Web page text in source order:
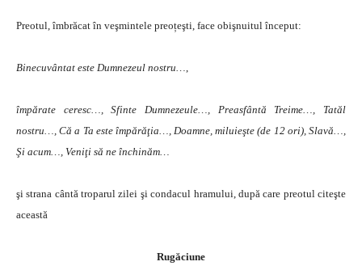
Preotul, îmbrăcat în veşmintele preoțeşti, face obişnuitul început:
Binecuvântat este Dumnezeul nostru…
împărate ceresc…, Sfinte Dumnezeule…, Preasfântă Treime…, Tatăl
nostru…, Că a Ta este împărăţia…, Doamne, miluieşte (de 12 ori), Slavă…,
Şi acum…, Veniţi să ne închinăm…
şi strana cântă troparul zilei şi condacul hramului, după care preotul citeşte
această
Rugăciune